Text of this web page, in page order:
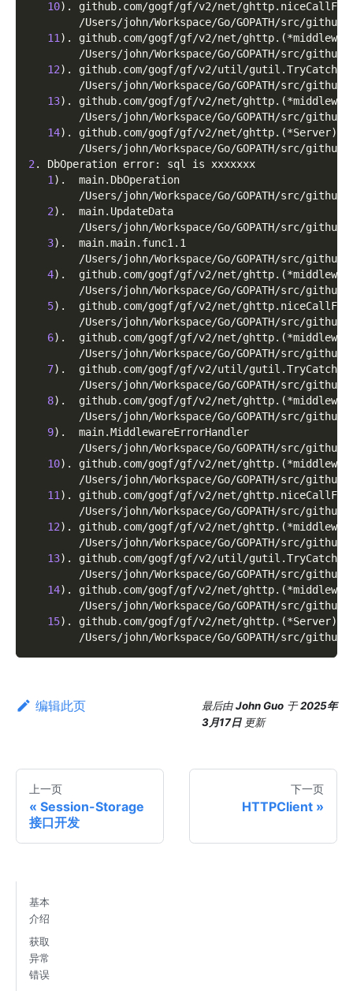
10) . github.com/gogf/gf/v2/net/
/Users/john/Workspace/Go/GOPATH/src/
11 ) . github.com/gogf/gf/v2/net/ghttp. (
/Users/john/Workspace/Go/GOPATH/src/
12) . github.com/gogf/gf/v2/util/gutil.TryCatch
/Users/john/Workspace/Go/GOPATH/src/
13) . github.com/gogf/gf/v2/net/ghttp. (
/Users/john/Workspace/Go/GOPATH/src/
14) . github.com/gogf/gf/v2/net/ghttp. (*Server)
/Users/john/Workspace/Go/GOPATH/src/
2 . DbOperation error: sql is xxxxxxx
1 ) .  main.DbOperation
/Users/john/Workspace/Go/GOPATH/src/
2) .  main.UpdateData
/Users/john/Workspace/Go/GOPATH/src/
3) .  main.main.func1.1
/Users/john/Workspace/Go/GOPATH/src/
4) .  github.com/gogf/gf/v2/net/ghttp. (
/Users/john/Workspace/Go/GOPATH/src/
5) .  github.com/gogf/gf/v2/net/
/Users/john/Workspace/Go/GOPATH/src/
6) .  github.com/gogf/gf/v2/net/ghttp. (
/Users/john/Workspace/Go/GOPATH/src/
7) .  github.com/gogf/gf/v2/util/gutil.TryCatch
/Users/john/Workspace/Go/GOPATH/src/
8) .  github.com/gogf/gf/v2/net/ghttp. (
/Users/john/Workspace/Go/GOPATH/src/
9) .  main.MiddlewareErrorHandler
/Users/john/Workspace/Go/GOPATH/src/
10) . github.com/gogf/gf/v2/net/ghttp. (
/Users/john/Workspace/Go/GOPATH/src/
11 ) . github.com/gogf/gf/v2/net/
/Users/john/Workspace/Go/GOPATH/src/
12) . github.com/gogf/gf/v2/net/ghttp. (
/Users/john/Workspace/Go/GOPATH/src/
13) . github.com/gogf/gf/v2/util/gutil.TryCatch
/Users/john/Workspace/Go/GOPATH/src/
14) . github.com/gogf/gf/v2/net/ghttp. (
/Users/john/Workspace/Go/GOPATH/src/
15) . github.com/gogf/gf/v2/net/ghttp. (*Server)
/Users/john/Workspace/Go/GOPATH/src/
编辑此页 最后由John Guo 于2025年
3月17日 更新
上一页
Session-Storage
接口开发
下一页
HTTPClient
基本
介绍
获取
异常
错误